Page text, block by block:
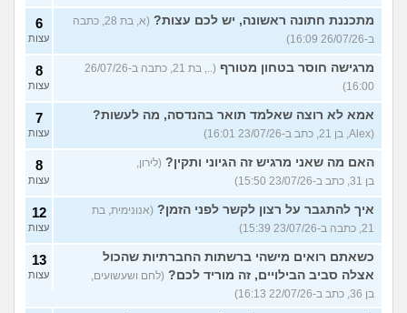
מתכננת חתונה ראשונה, יש לכם עצות?
(א, בת 28, כתבה
ב-26/07/26 16:09)
6
עצות
מרגישה חוסר בטחון מטורף
(.., בת 21, כתבה ב-26/07/26
16:00)
8
עצות
אמא לא רוצה שאלמד תואר בהנדסה, מה לעשות?
(Alex, בן 21, כתב ב-23/07/26 16:01)
7
עצות
האם מה שאני מרגיש זה הגיוני ותקין? (לירון,
בן 31, כתב ב-23/07/26 15:50)
8
עצות
איך להתגבר על רצון לקשר לפני הזמן? (אנונימית, בת
21, כתבה ב-23/07/26 15:39)
12
עצות
כשאתם רואים מישהי ברשתות החברתיות שהכול
אצלה סביב הבילויים, זה מוריד לכם? (לחם ושעשועים,
בן 36, כתב ב-22/07/26 16:13)
13
עצות